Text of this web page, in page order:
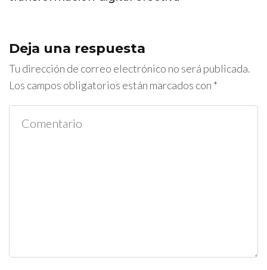
Deja una respuesta
Tu dirección de correo electrónico no será publicada.
Los campos obligatorios están marcados con *